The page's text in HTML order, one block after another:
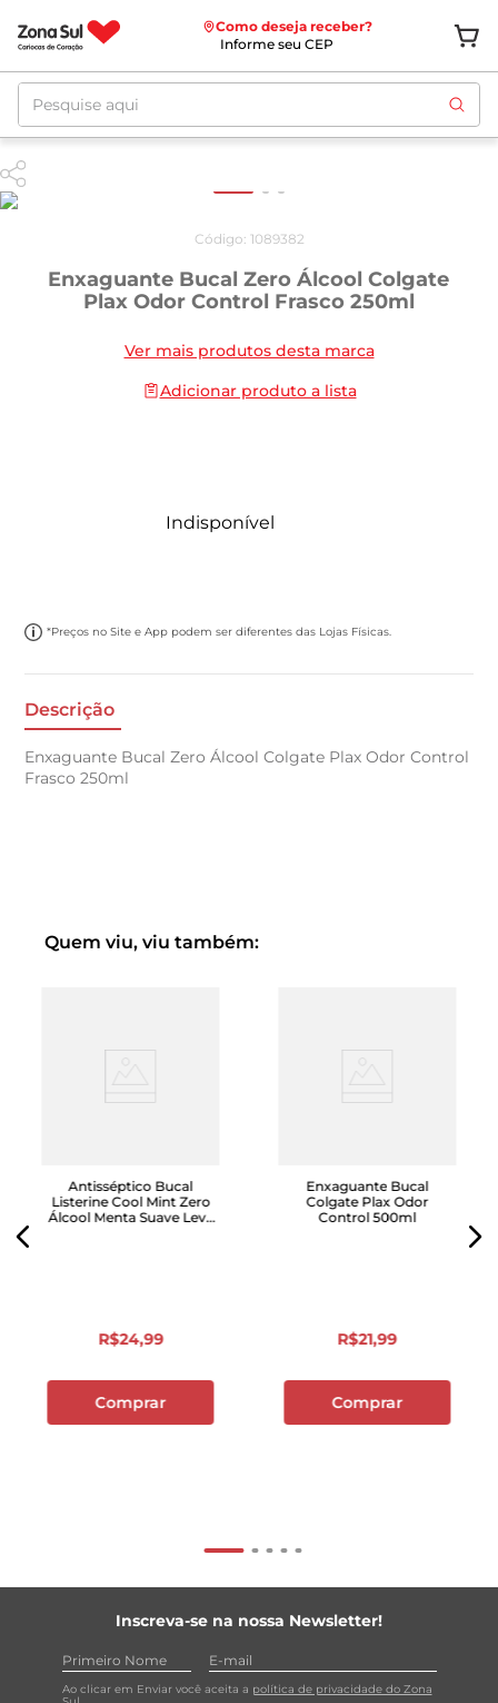
Como deseja receber?
Informe seu CEP
Pesquise aqui
Código: 1089382
Enxaguante Bucal Zero Álcool Colgate
Plax Odor Control Frasco 250ml
Ver mais produtos desta marca
Adicionar produto a lista
Indisponível
*Preços no Site e App podem ser diferentes das Lojas Físicas.
Descrição
Enxaguante Bucal Zero Álcool Colgate Plax Odor Control
Frasco 250ml
Quem viu, viu também:
Antisséptico Bucal
Listerine Cool Mint Zero
Álcool Menta Suave Leve
R$24,99
Comprar
Enxaguante Bucal
Colgate Plax Odor
Control 500ml
R$21,99
Comprar
Inscreva-se na nossa Newsletter!
Ao clicar em Enviar você aceita a política de privacidade do Zona